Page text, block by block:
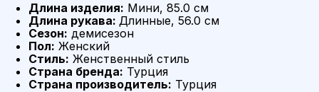
Длина изделия: Мини, 85.0 см
Длина рукава: Длинные, 56.0 см
Сезон: демисезон
Пол: Женский
Стиль: Женственный стиль
Страна бренда: Турция
Страна производитель: Турция